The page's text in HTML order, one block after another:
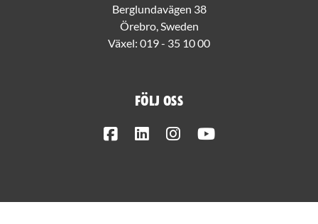
Berglundavägen 38
Örebro, Sweden
Växel: 019 - 35 10 00
Följ oss
FacebookLinkedInInstagram